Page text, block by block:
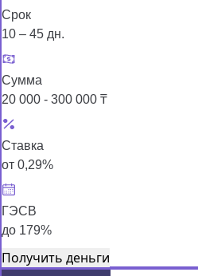
Срок
10 – 45 дн.
Сумма
20 000 - 300 000 ₸
Ставка
от 0,29%
ГЭСВ
до 179%
Получить деньги